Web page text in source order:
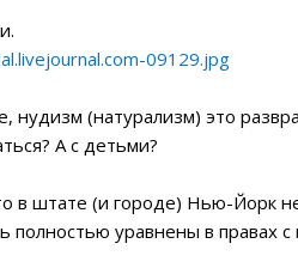
нудизм (натурализм) это
А с детьми?
в штате (и городе) Нью-Йорк
уравнены в правах